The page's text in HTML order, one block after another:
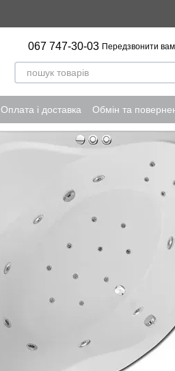
067 747-30-03 Передзвонити
Оплата і доставка Обмін та